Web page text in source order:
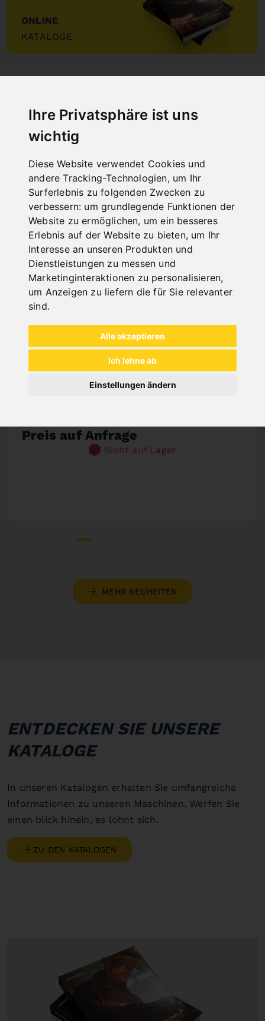
Ihre Privatsphäre ist uns
wichtig
Diese Website verwendet Cookies und
andere Tracking-Technologien, um Ihr
Surferlebnis zu folgenden Zwecken zu
verbessern: um grundlegende Funktionen der
Website zu ermöglichen, um ein besseres
Erlebnis auf der Website zu bieten, um Ihr
Interesse an unseren Produkten und
Dienstleistungen zu messen und
Marketinginteraktionen zu personalisieren,
um Anzeigen zu liefern die für Sie relevanter
sind.
Alle akzeptieren
Ich lehne ab
Einstellungen ändern
ONLINE
KATALOGE
"
NEUHEITEN
Preis auf Anfrage
Nicht auf Lager
MEHR NEUHEITEN
ENTDECKEN SIE UNSERE
KATALOGE
In unseren Katalogen erhalten Sie umfangreiche
Informationen zu unseren Maschinen. Werfen Sie
einen blick hinein, es lohnt sich.
ZU DEN KATALOGEN